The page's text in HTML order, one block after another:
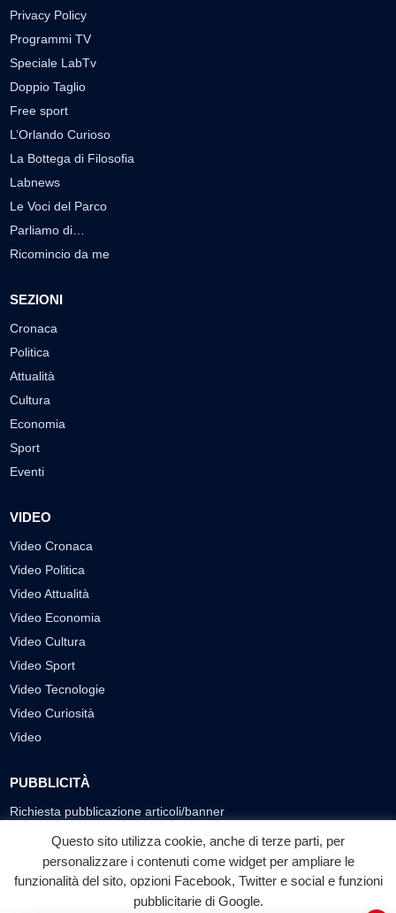
Privacy Policy
Programmi TV
Speciale LabTv
Doppio Taglio
Free sport
L’Orlando Curioso
La Bottega di Filosofia
Labnews
Le Voci del Parco
Parliamo di…
Ricomincio da me
SEZIONI
Cronaca
Politica
Attualità
Cultura
Economia
Sport
Eventi
VIDEO
Video Cronaca
Video Politica
Video Attualità
Video Economia
Video Cultura
Video Sport
Video Tecnologie
Video Curiosità
Video
PUBBLICITÀ
Richiesta pubblicazione articoli/banner
SEGUICI SUI SOCIAL
f ◎ ▶
Questo sito utilizza cookie, anche di terze parti, per
personalizzare i contenuti come widget per ampliare le
funzionalità del sito, opzioni Facebook, Twitter e social e funzioni
pubblicitarie di Google.